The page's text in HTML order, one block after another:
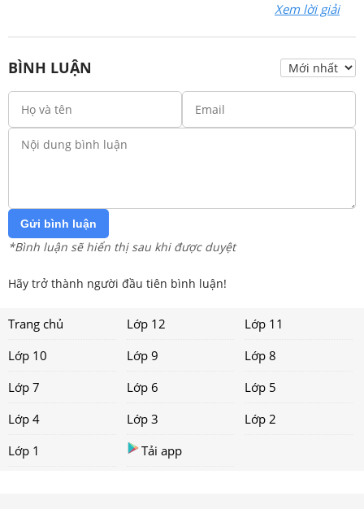
Xem lời giải
BÌNH LUẬN
Gửi bình luận
*Bình luận sẽ hiển thị sau khi được duyệt
Hãy trở thành người đầu tiên bình luận!
Trang chủ Lớp 12
Lớp 11
Lớp 10
Lớp 9
Lớp 8
Lớp 7
Lớp 6
Lớp 5
Lớp 4
Lớp 3
Lớp 2
Lớp 1
Tải app